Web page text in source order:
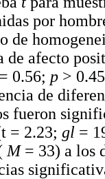
por
de
de afecto
0.56; p >
de
fueron
= 2.23; gl =
M = 33) a los